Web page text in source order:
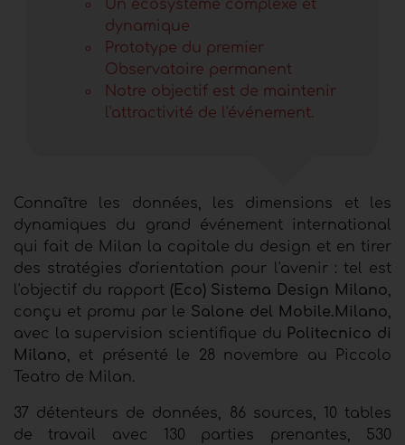
Un écosystème complexe et
dynamique
Prototype du premier
Observatoire permanent
Notre objectif est de maintenir
l'attractivité de l'événement.
Connaître les données, les dimensions et les
dynamiques du grand événement international
qui fait de Milan la capitale du design et en tirer
des stratégies d'orientation pour l'avenir : tel est
l'objectif du rapport (Eco) Sistema Design Milano,
conçu et promu par le Salone del Mobile.Milano,
avec la supervision scientifique du Politecnico di
Milano, et présenté le 28 novembre au Piccolo
Teatro de Milan.
37 détenteurs de données, 86 sources, 10 tables
de travail avec 130 parties prenantes, 530